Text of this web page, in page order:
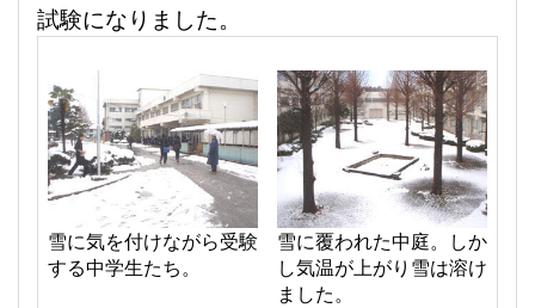
試験になりました。
雪に気を付けながら受験
する中学生たち。
雪に覆われた中庭。しか
し気温が上がり雪は溶け
ました。